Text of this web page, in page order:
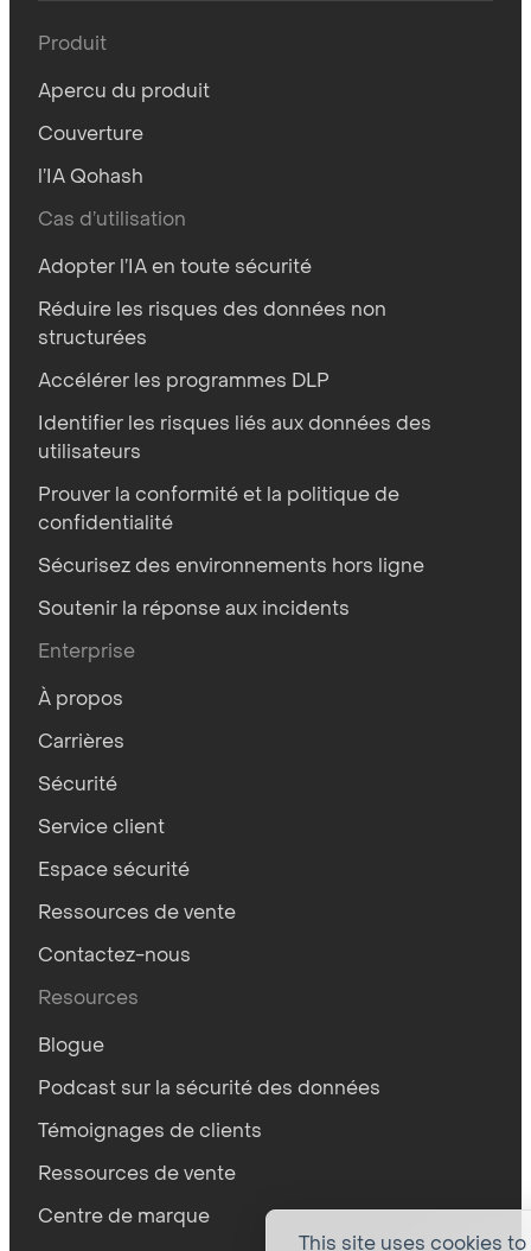
This site uses cookies
Produit
Apercu du produit
Couverture
l’IA Qohash
Cas d’utilisation
Adopter l’IA en toute sécurité
Réduire les risques des données non
structurées
Accélérer les programmes DLP
Identifier les risques liés aux données des
utilisateurs
Prouver la conformité et la politique de
confidentialité
Sécurisez des environnements hors ligne
Soutenir la réponse aux incidents
Enterprise
À propos
Carrières
Sécurité
Service client
Espace sécurité
Ressources de vente
Contactez-nous
Resources
Blogue
Podcast sur la sécurité des données
Témoignages de clients
Ressources de vente
Centre de marque